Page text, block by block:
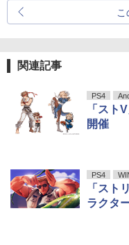
関連記事
PS4
「スト
開催
PS4
「スト
ラクタ